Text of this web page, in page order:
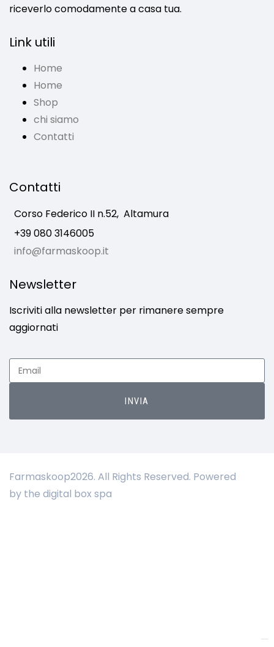
riceverlo comodamente a casa tua.
Link utili
Home
Home
Shop
chi siamo
Contatti
Contatti
Corso Federico II n.52, Altamura
+39 080 3146005
info@farmaskoop.it
Newsletter
Iscriviti alla newsletter per rimanere sempre
aggiornati
INVIA
Farmaskoop2026. All Rights Reserved. Powered
by the digital box spa